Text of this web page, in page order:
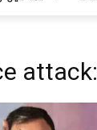
attack